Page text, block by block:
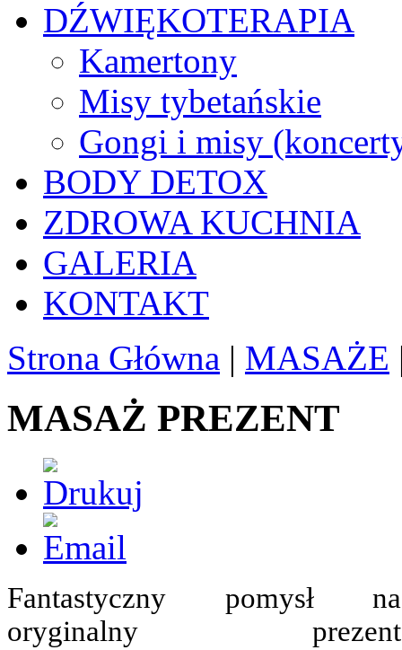
DŹWIĘKOTERAPIA
Kamertony
Misy tybetańskie
Gongi i misy
BODY DETOX
ZDROWA KUCHNIA
GALERIA
KONTAKT
Strona Główna | MASAŻE
MASAŻ PREZENT
Fantastyczny pomysł na
oryginalny prezent